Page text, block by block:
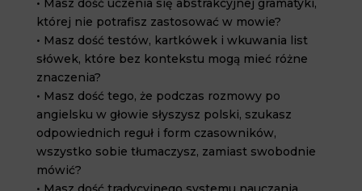
• Masz dość uczenia się abstrakcyjnej gramatyki,
której nie potrafisz zastosować w mowie?
• Masz dość testów, kartkówek i wkuwania list
słówek, które bez kontekstu mogą mieć różne
znaczenia?
• Masz dość tego, że podczas rozmowy po
angielsku w głowie słyszysz polski, szukasz
odpowiednich reguł i form czasowników,
wszystko sobie tłumaczysz, zamiast swobodnie
mówić?